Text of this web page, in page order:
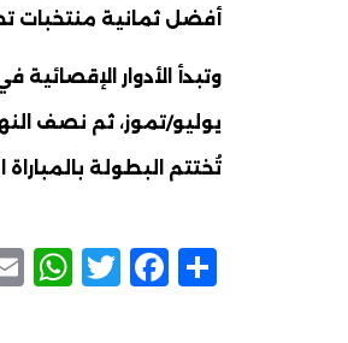
أفضل ثمانية منتخبات
تُختتم البطولة بالمباراة النهائية يوم 19 يوليو
Share